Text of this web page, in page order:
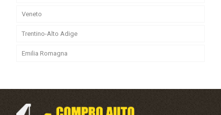
Veneto
Trentino-Alto Adige
Emilia Romagna